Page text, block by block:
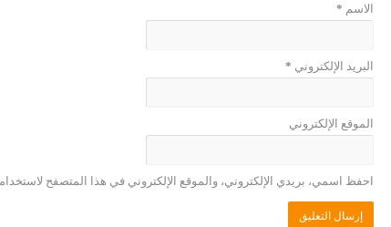
الاسم *
البريد الإلكتروني *
الموقع الإلكتروني
احفظ اسمي، بريدي الإلكتروني، والموقع الإلكتروني في هذا المتصفح